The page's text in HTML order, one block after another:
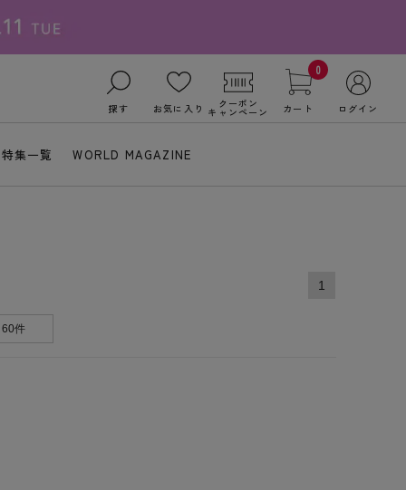
探す お気に入り クーポン
キャンペーン
0
カート ログイン
特集一覧 WORLD MAGAZINE
60件
1